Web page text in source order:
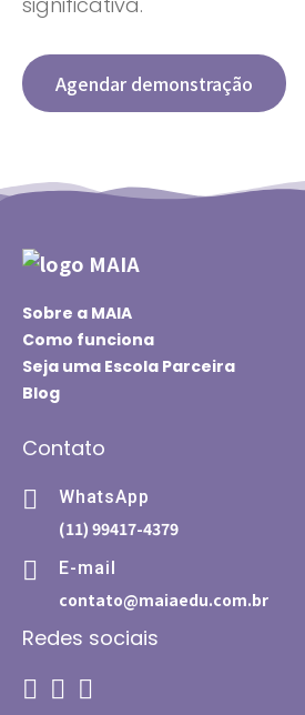
Agendar demonstração
Sobre a MAIA
Como funciona
Seja uma Escola Parceira
Blog
Contato
WhatsApp
(11) 99417-4379
E-mail
contato@maiaedu.com.br
Redes sociais